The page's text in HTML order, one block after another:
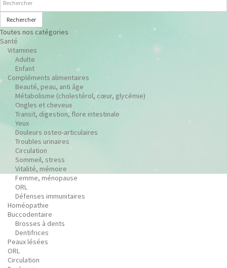
Rechercher
Toutes nos catégories
Santé
Vitamines
Adulte
Enfant
Compléments alimentaires
Beauté, peau, anti âge
Métabolisme (cholestérol, cœur, glycémie)
Ongles et cheveux
Transit, digestion, flore intestinale
Yeux
Douleurs osteo-articulaires
Troubles urinaires
Circulation
Sommeil, stress
Vitalité, mémoire
Femme, ménopause
ORL
Défenses immunitaires
Homéopathie
Buccodentaire
Brosses à dents
Dentifrices
Peaux lésées
ORL
Circulation